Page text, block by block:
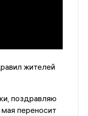
жителей
поздравляю
переносит